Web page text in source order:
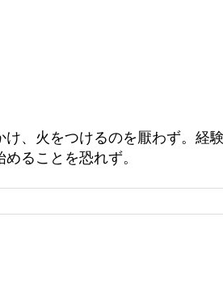
、火をつけるのを厭わず。経
ることを恐れず。